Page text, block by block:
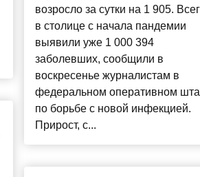
возросло за сутки на 1 905.
в столице с начала пандемии
выявили уже 1 000 394
заболевших, сообщили в
воскресенье журналистам в
федеральном оперативном
по борьбе с новой инфекцией.
Прирост, с...